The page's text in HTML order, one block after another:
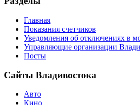
Главная
Показания счетчиков
Уведомления об отключениях в
Управляющие организации
Посты
Сайты Владивостока
Авто
Кино